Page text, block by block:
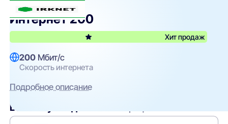
Иркнэт
Интернет 200
Хит продаж
200 Мбит/с
Скорость интернета
Подробное описание
Вам могут подойти